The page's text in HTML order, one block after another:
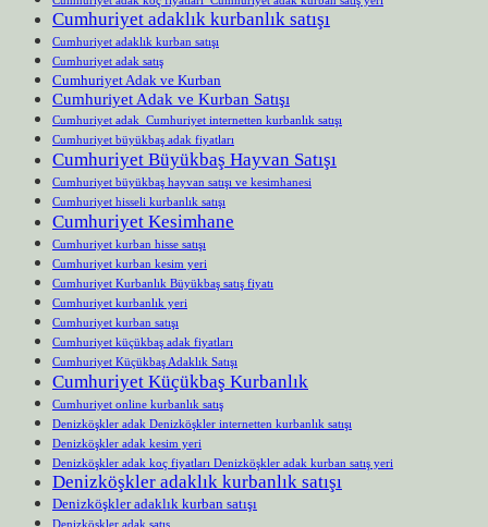
Cumhuriyet adaklık kurbanlık satışı
Cumhuriyet adaklık kurban satışı
Cumhuriyet adak satış
Cumhuriyet Adak ve Kurban
Cumhuriyet Adak ve Kurban Satışı
Cumhuriyet adak Cumhuriyet internetten kurbanlık satışı
Cumhuriyet büyükbaş adak fiyatları
Cumhuriyet Büyükbaş Hayvan Satışı
Cumhuriyet büyükbaş hayvan satışı ve kesimhanesi
Cumhuriyet hisseli kurbanlık satışı
Cumhuriyet Kesimhane
Cumhuriyet kurban hisse satışı
Cumhuriyet kurban kesim yeri
Cumhuriyet Kurbanlık Büyükbaş satış fiyatı
Cumhuriyet kurbanlık yeri
Cumhuriyet kurban satışı
Cumhuriyet küçükbaş adak fiyatları
Cumhuriyet Küçükbaş Adaklık Satışı
Cumhuriyet Küçükbaş Kurbanlık
Cumhuriyet online kurbanlık satış
Denizköşkler adak Denizköşkler internetten kurbanlık satışı
Denizköşkler adak kesim yeri
Denizköşkler adak koç fiyatları Denizköşkler adak kurban satış yeri
Denizköşkler adaklık kurbanlık satışı
Denizköşkler adaklık kurban satışı
Denizköşkler adak satış